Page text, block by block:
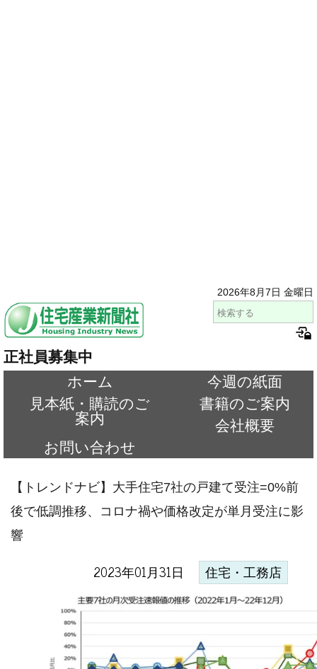
2026年8月7日 金曜日
正社員募集中
ホーム
今週の紙面
見本紙・購読のご
案内
書籍のご案内
会社概要
お問い合わせ
【トレンドナビ】大手住宅7社の戸建て受注=0%前
後で低調推移、コロナ禍や価格改定が単月受注に影
響
2023年01月31日 住宅・工務店